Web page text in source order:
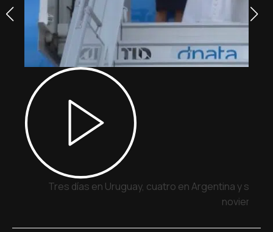
Tres días en Uruguay, cuatro en Argentina y siete
noviembre